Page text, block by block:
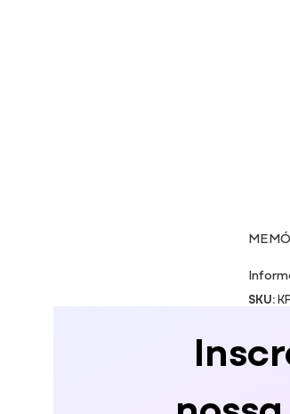
SKU: